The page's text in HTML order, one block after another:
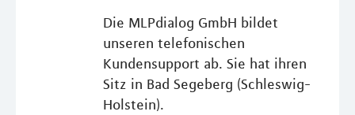
Die MLPdialog GmbH bildet
unseren telefonischen
Kundensupport ab. Sie hat ihren
Sitz in Bad Segeberg (Schleswig-
Holstein).